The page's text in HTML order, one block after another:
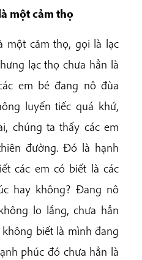
một cảm thọ
một cảm thọ, gọi là lạc
lạc thọ chưa hẳn là
em bé đang nô đùa
luyến tiếc quá khứ,
chúng ta thấy các em
đường. Đó là hạnh
các em có biết là các
hay không? Đang nô
lo lắng, chưa hẳn
biết là mình đang
phúc đó chưa hẳn là